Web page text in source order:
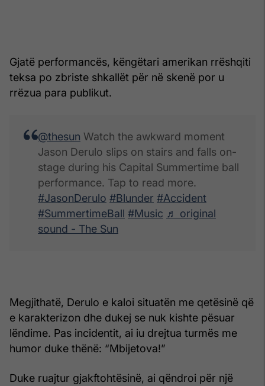
Gjatë performancës, këngëtari amerikan rrëshqiti
teksa po zbriste shkallët për në skenë por u
rrëzua para publikut.
@thesun Watch the awkward moment
Jason Derulo slips on stairs and falls on-
stage during his Capital Summertime ball
performance. Tap to read more.
#JasonDerulo #Blunder #Accident
#SummertimeBall #Music ♬ original
sound - The Sun
Megjithatë, Derulo e kaloi situatën me qetësinë që
e karakterizon dhe dukej se nuk kishte pësuar
lëndime. Pas incidentit, ai iu drejtua turmës me
humor duke thënë: “Mbijetova!”
Duke ruajtur gjakftohtësinë, ai qëndroi për një